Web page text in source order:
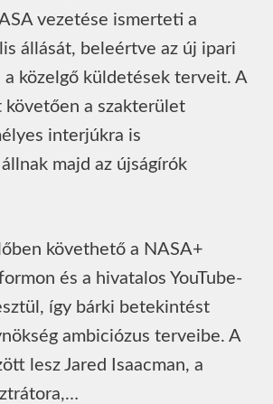
vezetése ismerteti a
állását, beleértve az új ipari
közelgő küldetések terveit. A
követően a szakterület
interjúkra is
majd az újságírók
követhető a NASA+
és a hivatalos YouTube-
így bárki betekintést
ambiciózus terveibe. A
lesz Jared Isaacman, a